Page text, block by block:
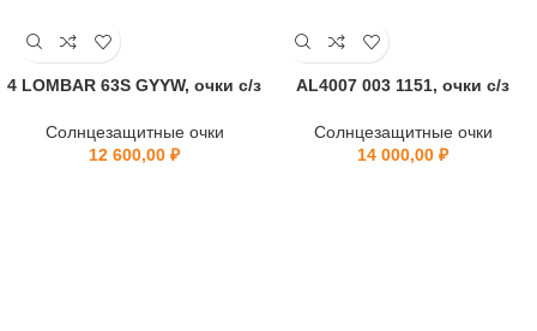
4 LOMBAR 63S GYYW, очки с/з
Солнцезащитные очки
12 600,00 ₽
AL4007 003 1151, очки с/з
Солнцезащитные очки
14 000,00 ₽